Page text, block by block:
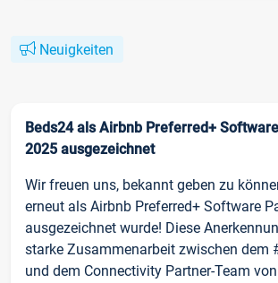
Neuigkeiten
Beds24 als Airbnb Preferred+
2025 ausgezeichnet
Wir freuen uns, bekannt geben zu
erneut als Airbnb Preferred+ Software
ausgezeichnet wurde! Diese
starke Zusammenarbeit zwischen dem
und dem Connectivity Partner-Team